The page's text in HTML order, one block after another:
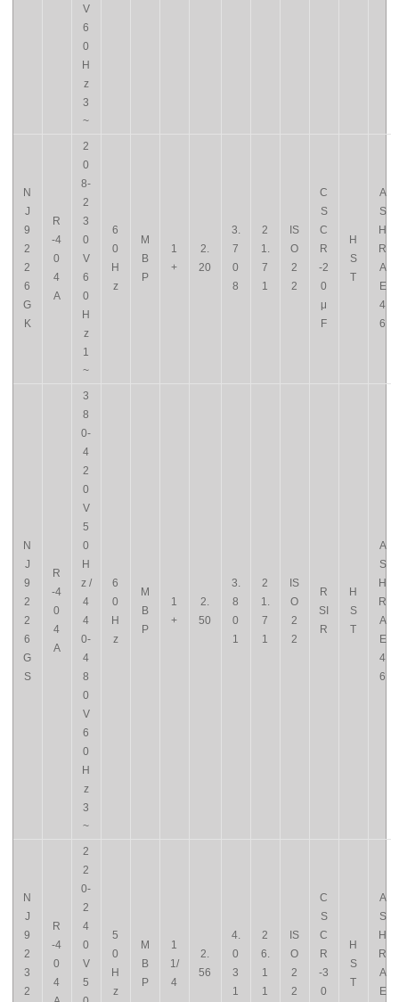
V
6
0
H
z
3
~
N
J
9
2
2
6
G
K
R
-4
0
4
A
2
0
8-
2
3
0
V
6
0
H
z
1
~
6
0
H
z
M
B
P
1
+
2.
20
3.
7
0
8
2
1.
7
1
IS
O
2
2
C
S
C
R
-2
0
μ
F
H
S
T
A
S
H
R
A
E
4
6
N
J
9
2
2
6
G
S
R
-4
0
4
A
3
8
0-
4
2
0
V
5
0
H
z /
4
4
0-
4
8
0
V
6
0
H
z
3
~
6
0
H
z
M
B
P
1
+
2.
50
3.
8
0
1
2
1.
7
1
IS
O
2
2
R
SI
R
H
S
T
A
S
H
R
A
E
4
6
N
J
9
2
3
2
R
-4
0
4
2
2
0-
2
4
0
V
5
5
0
H
z
M
B
P
1
1/
4
2.
56
4.
0
3
1
2
6.
1
1
IS
O
2
2
C
S
C
R
-3
0
H
S
T
A
S
H
R
A
E